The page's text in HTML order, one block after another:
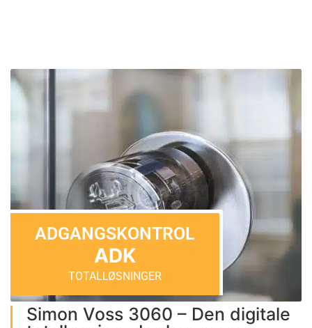
ADGANGSKONTROL
ADK
TOTALLØSNINGER
Simon Voss 3060 – Den digitale